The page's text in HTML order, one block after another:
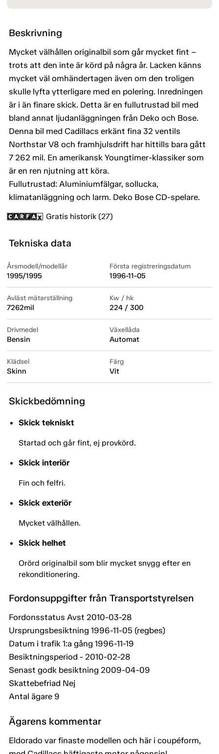
Beskrivning
Mycket välhållen originalbil som går mycket fint –
trots att den inte är körd på några år. Lacken känns
mycket väl omhändertagen även om den troligen
skulle lyfta ytterligare med en polering. Inredningen
är i än finare skick. Detta är en fullutrustad bil med
bland annat ljudanläggningen från Deko och Bose.
Denna bil med Cadillacs erkänt fina 32 ventils
Northstar V8 och framhjulsdrift har hittills bara gått
7 262 mil. En amerikansk Youngtimer-klassiker som
är en ren njutning att köra.
Fullutrustad: Aluminiumfälgar, sollucka,
klimatanläggning och larm. Deko Bose CD-spelare.
Gratis historik (27)
Tekniska data
Årsmodell/modellår
1995/1995
Första registreringsdatum
1996-11-05
Avläst mätarställning
7262mil
Kw / hk
224 / 300
Drivmedel
Bensin
Växellåda
Automat
Klädsel
Skinn
Färg
Vit
Skickbedömning
Skick tekniskt
Startad och går fint, ej provkörd.
Skick interiör
Fin och felfri.
Skick exteriör
Mycket välhållen.
Skick helhet
Orörd originalbil som blir mycket snygg efter en
rekonditionering.
Fordonsuppgifter från Transportstyrelsen
Fordonsstatus Avst 2010-03-28
Ursprungsbesiktning 1996-11-05 (regbes)
Datum i trafik 1:a gång 1996-11-19
Besiktningsperiod - 2010-02-28
Senast godk besiktning 2009-04-09
Skattebefriad Nej
Antal ägare 9
Ägarens kommentar
Eldorado var finaste modellen och här i coupéform,